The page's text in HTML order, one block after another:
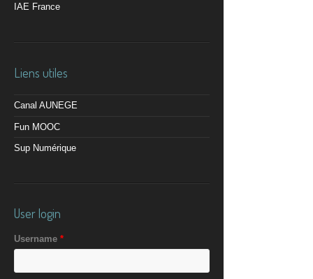
IAE France
Liens utiles
Canal AUNEGE
Fun MOOC
Sup Numérique
User login
Username *